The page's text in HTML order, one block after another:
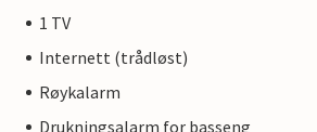
1 TV
Internett (trådløst)
Røykalarm
Drukningsalarm for basseng